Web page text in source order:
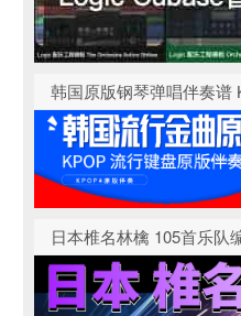
韩国原版钢琴弹唱伴奏谱
日本椎名林檎 105首乐队